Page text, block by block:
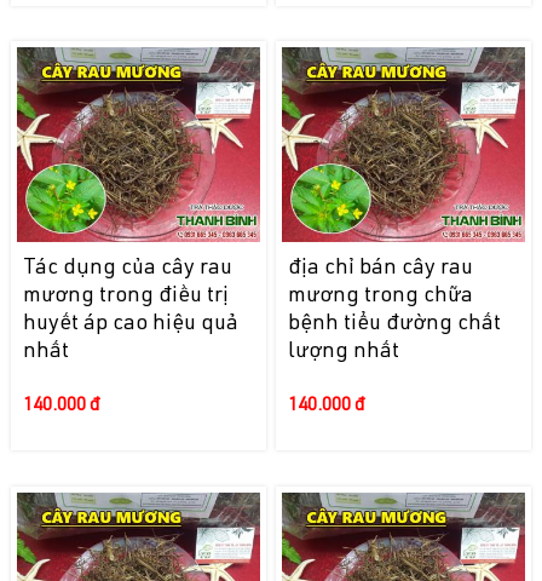
Tác dụng của cây rau
mương trong điều trị
huyết áp cao hiệu quả
nhất
140.000 đ
địa chỉ bán cây rau
mương trong chữa
bệnh tiểu đường chất
lượng nhất
140.000 đ